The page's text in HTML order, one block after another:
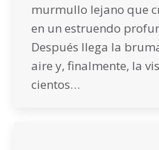
murmullo lejano que
en un estruendo
Después llega la
aire y, finalmente, la
cientos…